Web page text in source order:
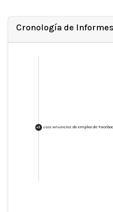
Cronología de Informes
+3 ¿Los anuncios de empleo de